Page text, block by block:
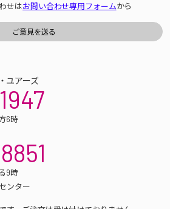
せはお問い合わせ専用フォームから
ユアーズ
6時
9時
ンター